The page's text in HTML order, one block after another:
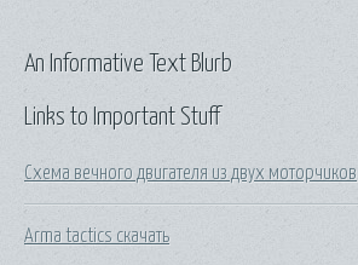
Links to Important Stuff
Схема вечного двигателя из двух моторчиков
Arma tactics скачать
An Informative Text Blurb